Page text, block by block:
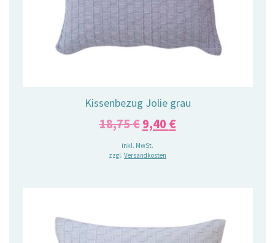
Kissenbezug Jolie grau
18,75€ Ursprünglicher
Preis
war:
9,40 €Aktueller
inkl. MwSt.
zzgl. Versandkosten